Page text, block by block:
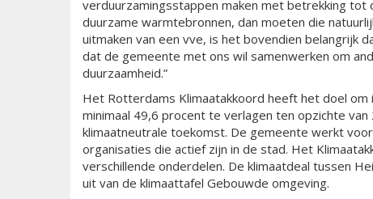
verduurzamingsstappen maken met betrekking tot
duurzame warmtebronnen, dan moeten die
uitmaken van een vve, is het bovendien belangrijk
dat de gemeente met ons wil samenwerken om
duurzaamheid.”
Het Rotterdams Klimaatakkoord heeft het doel
minimaal 49,6 procent te verlagen ten opzichte
klimaatneutrale toekomst. De gemeente werkt
organisaties die actief zijn in de stad. Het
verschillende onderdelen. De klimaatdeal tussen
uit van de klimaattafel Gebouwde omgeving.